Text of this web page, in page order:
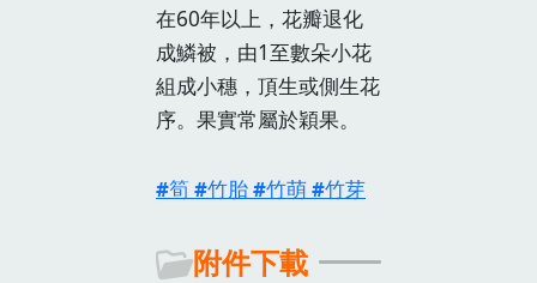
在60年以上，花瓣退化
成鱗被，由1至數朵小花
組成小穗，頂生或側生花
序。果實常屬於穎果。
筍 竹胎 竹萌 竹芽
附件下載